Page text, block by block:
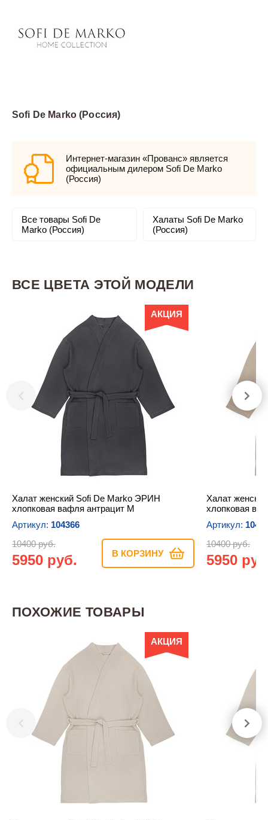
Sofi De Marko (Россия)
Интернет-магазин «Прованс» является
официальным дилером Sofi De Marko
(Россия)
Все товары Sofi De
Marko (Россия)
Халаты Sofi De Marko
(Россия)
ВСЕ ЦВЕТА ЭТОЙ МОДЕЛИ
АКЦИЯ
Халат женский Sofi De Marko ЭРИН
хлопковая вафля антрацит M
Артикул: 104366
10400 руб.
5950 руб. В КОРЗИНУ
Халат
хлопковая
Артикул:
10400 руб.
5950
ПОХОЖИЕ ТОВАРЫ
АКЦИЯ